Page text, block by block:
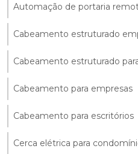
Automação de portaria
Cabeamento estruturado
Cabeamento estruturado
Cabeamento para empresas
Cabeamento para escritórios
Cerca elétrica para